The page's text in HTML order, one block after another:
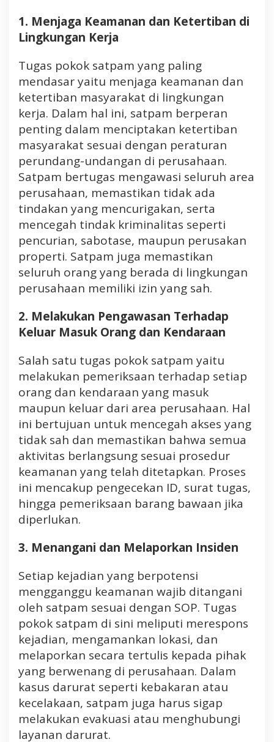
1. Menjaga Keamanan dan Ketertiban di
Lingkungan Kerja
Tugas pokok satpam yang paling
mendasar yaitu menjaga keamanan dan
ketertiban masyarakat di lingkungan
kerja. Dalam hal ini, satpam berperan
penting dalam menciptakan ketertiban
masyarakat sesuai dengan peraturan
perundang-undangan di perusahaan.
Satpam bertugas mengawasi seluruh area
perusahaan, memastikan tidak ada
tindakan yang mencurigakan, serta
mencegah tindak kriminalitas seperti
pencurian, sabotase, maupun perusakan
properti. Satpam juga memastikan
seluruh orang yang berada di lingkungan
perusahaan memiliki izin yang sah.
2. Melakukan Pengawasan Terhadap
Keluar Masuk Orang dan Kendaraan
Salah satu tugas pokok satpam yaitu
melakukan pemeriksaan terhadap setiap
orang dan kendaraan yang masuk
maupun keluar dari area perusahaan. Hal
ini bertujuan untuk mencegah akses yang
tidak sah dan memastikan bahwa semua
aktivitas berlangsung sesuai prosedur
keamanan yang telah ditetapkan. Proses
ini mencakup pengecekan ID, surat tugas,
hingga pemeriksaan barang bawaan jika
diperlukan.
3. Menangani dan Melaporkan Insiden
Setiap kejadian yang berpotensi
mengganggu keamanan wajib ditangani
oleh satpam sesuai dengan SOP. Tugas
pokok satpam di sini meliputi merespons
kejadian, mengamankan lokasi, dan
melaporkan secara tertulis kepada pihak
yang berwenang di perusahaan. Dalam
kasus darurat seperti kebakaran atau
kecelakaan, satpam juga harus sigap
melakukan evakuasi atau menghubungi
layanan darurat.